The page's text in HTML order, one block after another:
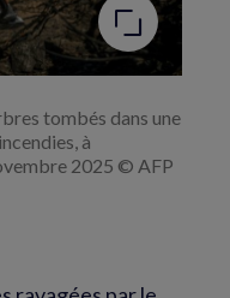
tombés dans une
à
2025 © AFP